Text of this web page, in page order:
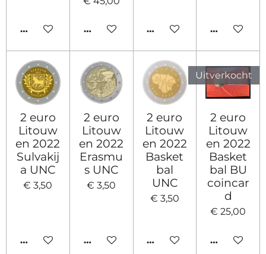
IN WINKELWAGENIN WINKELWAGENIN WINKELWAGEN
IN
2 euro
Litouw
en 2022
Sulvakij
a UNC
€ 3,50
IN WINKELWAGEN
2 euro
Litouw
en 2022
Erasmu
s UNC
€ 3,50
IN WINKELWAGEN
2 euro
Litouw
en 2022
Basket
bal
UNC
€ 3,50
IN WINKELWAGEN
Uitverkocht
2 euro
Litouw
en 2022
Basket
bal BU
coincar
d
€ 25,00
HOUD MIJ